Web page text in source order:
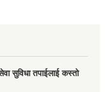
सुविधा तपाईलाई कस्तो